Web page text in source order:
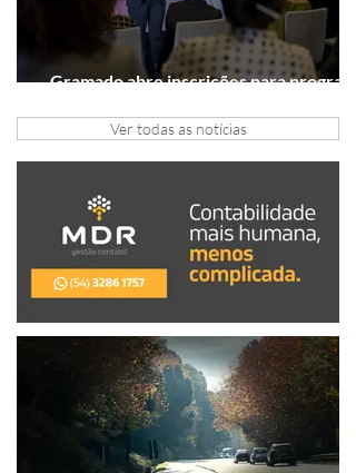
Gramado abre inscrições para programa
Ver todas as notícias